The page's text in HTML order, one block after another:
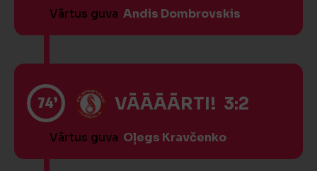
Vārtus guva Andis Dombrovskis
74’ VĀĀĀĀRTI! 3:2
Vārtus guva Oļegs Kravčenko